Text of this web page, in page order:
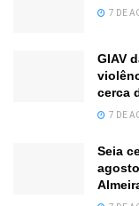
7 DE
GIAV
cerca
7 DE
Seia